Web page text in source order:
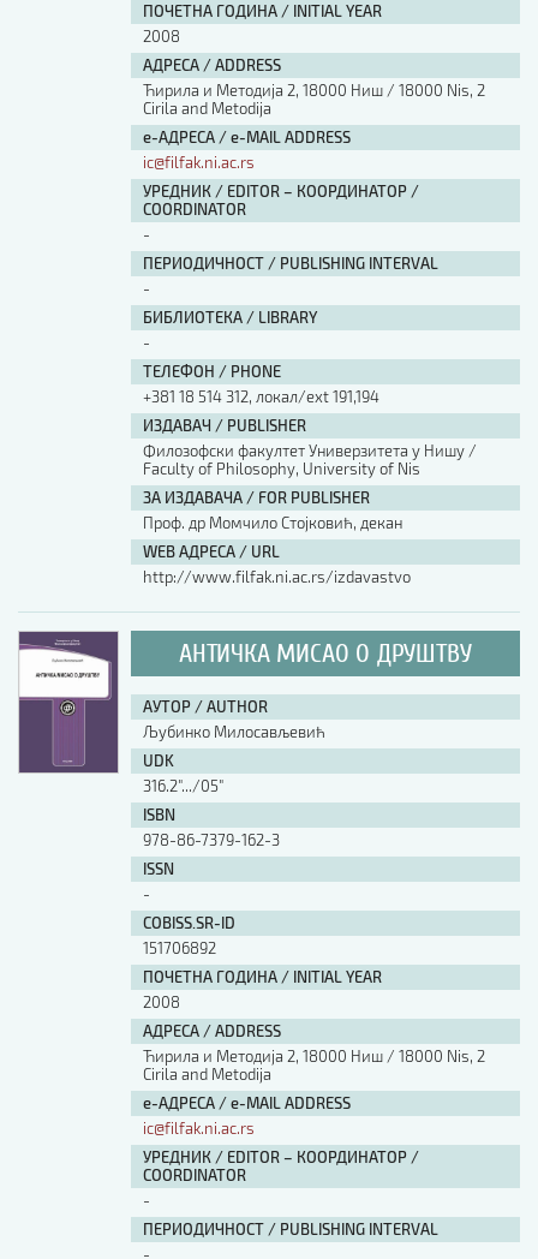
ПОЧЕТНА ГОДИНА / INITIAL YEAR
2008
АДРЕСА / ADDRESS
Ћирила и Методија 2, 18000 Ниш / 18000 Nis, 2
Cirila and Metodija
е-АДРЕСА / e-MAIL ADDRESS
ic@filfak.ni.ac.rs
УРЕДНИК / EDITOR – КООРДИНАТОР /
COORDINATOR
-
ПЕРИОДИЧНОСТ / PUBLISHING INTERVAL
-
БИБЛИОТЕКА / LIBRARY
-
ТЕЛЕФОН / PHONE
+381 18 514 312, локал/ext 191,194
ИЗДАВАЧ / PUBLISHER
Филозофски факултет Универзитета у Нишу /
Faculty of Philosophy, University of Nis
ЗА ИЗДАВАЧА / FOR PUBLISHER
Проф. др Момчило Стојковић, декан
WEB АДРЕСА / URL
http://www.filfak.ni.ac.rs/izdavastvo
АНТИЧКА МИСАО О ДРУШТВУ
АУТОР / AUTHOR
Љубинко Милосављевић
UDK
316.2".../05"
ISBN
978-86-7379-162-3
ISSN
-
COBISS.SR-ID
151706892
ПОЧЕТНА ГОДИНА / INITIAL YEAR
2008
АДРЕСА / ADDRESS
Ћирила и Методија 2, 18000 Ниш / 18000 Nis, 2
Cirila and Metodija
е-АДРЕСА / e-MAIL ADDRESS
ic@filfak.ni.ac.rs
УРЕДНИК / EDITOR – КООРДИНАТОР /
COORDINATOR
-
ПЕРИОДИЧНОСТ / PUBLISHING INTERVAL
-